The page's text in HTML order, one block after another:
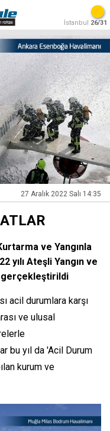
İstanbul 26/31
27 Aralık 2022 Salı 14:35
ve Yangınla
yılı Ateşli Yangın ve
gerçekleştirildi
acil durumlara karşı
ve ulusal
bu yıl da 'Acil Durum
kurum ve